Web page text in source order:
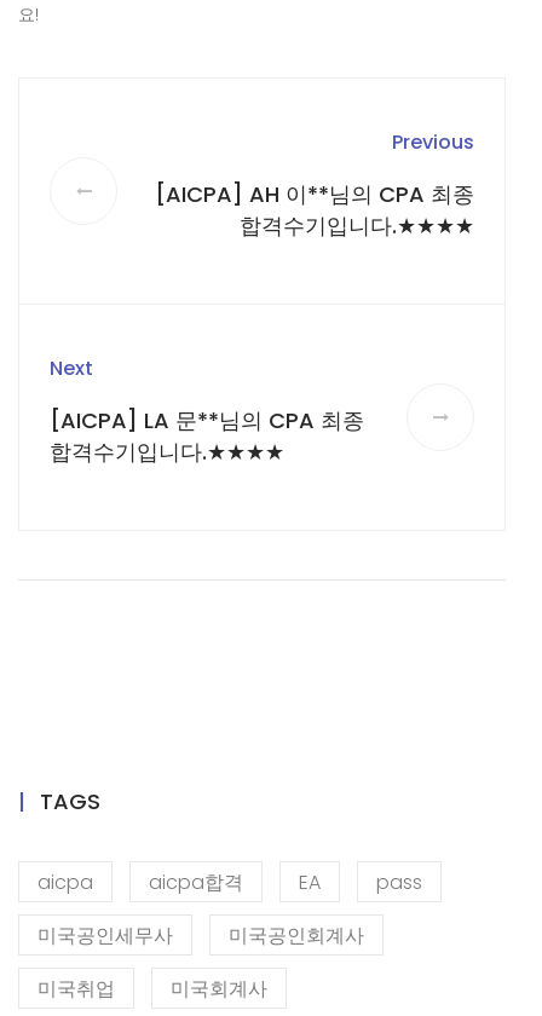
요!
Previous
[AICPA] AH 이**님의 CPA 최종
합격수기입니다.★★★★
Next
[AICPA] LA 문**님의 CPA 최종
합격수기입니다.★★★★
TAGS
aicpa aicpa합격 EA
pass
미국공인세무사
미국공인회계사
미국취업
미국회계사